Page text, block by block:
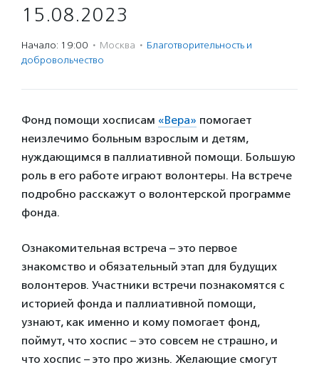
15.08.2023
Начало: 19:00 · Москва · Благотвори­тель­ность и
доброволь­чест­во
Фонд помощи хосписам «Вера» помогает
неизлечимо больным взрослым и детям,
нуждающимся в паллиативной помощи. Большую
роль в его работе играют волонтеры. На встрече
подробно расскажут о волонтерской программе
фонда.
Ознакомительная встреча – это первое
знакомство и обязательный этап для будущих
волонтеров. Участники встречи познакомятся с
историей фонда и паллиативной помощи,
узнают, как именно и кому помогает фонд,
поймут, что хоспис – это совсем не страшно, и
что хоспис – это про жизнь. Желающие смогут